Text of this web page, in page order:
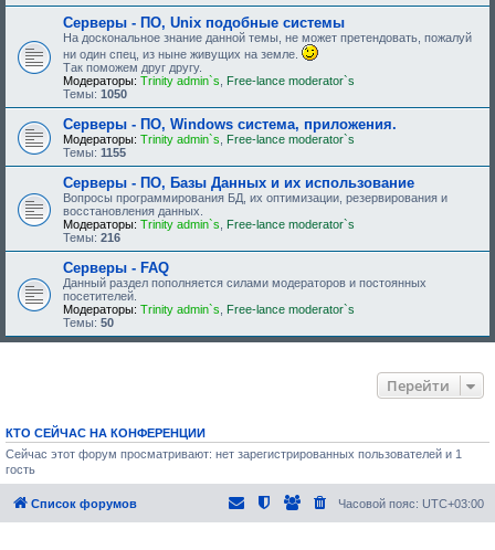
Серверы - ПО, Unix подобные системы
На доскональное знание данной темы, не может претендовать, пожалуй
ни один спец, из ныне живущих на земле.
Так поможем друг другу.
Модераторы: Trinity admin`s
Free-lance moderator`s
Темы: 1050
Серверы - ПО, Windows система, приложения.
Модераторы: Trinity admin`s
Free-lance moderator`s
Темы: 1155
Серверы - ПО, Базы Данных и их использование
Вопросы программирования БД, их оптимизации, резервирования и
восстановления данных.
Модераторы: Trinity admin`s
Free-lance moderator`s
Темы: 216
Серверы - FAQ
Данный раздел пополняется силами модераторов и постоянных
посетителей.
Модераторы: Trinity admin`s
Free-lance moderator`s
Темы: 50
Перейти
КТО СЕЙЧАС НА КОНФЕРЕНЦИИ
Сейчас этот форум просматривают: нет зарегистрированных пользователей и 1
гость
Список форумов Часовой пояс: UTC+03:00